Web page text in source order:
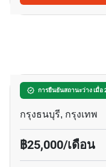
การยืนยันสถานะว่าง เมื่
คิว เฮาส์ สาทร
กรุงธนบุรี, กรุงเทพ
฿25,000/เดือน